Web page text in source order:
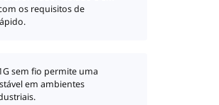
os requisitos de
sem fio permite uma
em ambientes